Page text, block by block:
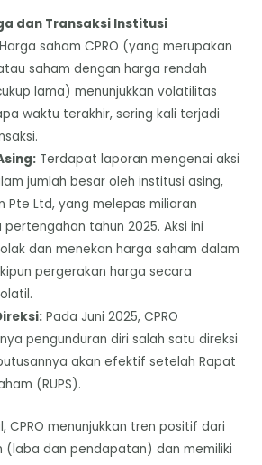
dan Transaksi Institusi
Harga saham CPRO (yang merupakan
saham dengan harga rendah
lama) menunjukkan volatilitas
waktu terakhir, sering kali terjadi
Terdapat laporan mengenai aksi
jumlah besar oleh institusi asing,
Pte Ltd, yang melepas miliaran
tahun 2025. Aksi ini
dan menekan harga saham dalam
pergerakan harga secara
Pada Juni 2025, CPRO
pengunduran diri salah satu direksi
akan efektif setelah Rapat
(RUPS).
CPRO menunjukkan tren positif dari
(laba dan pendapatan) dan memiliki